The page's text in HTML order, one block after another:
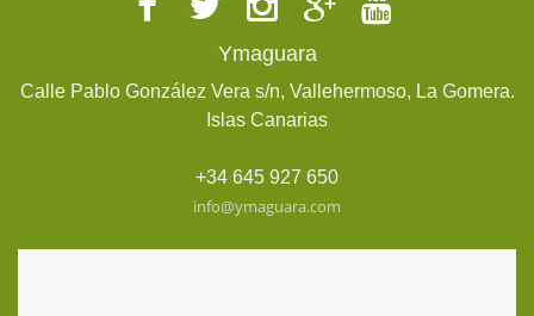
Ymaguara
Calle Pablo González Vera s/n, Vallehermoso, La Gomera.
Islas Canarias
+34 645 927 650
info@ymaguara.com